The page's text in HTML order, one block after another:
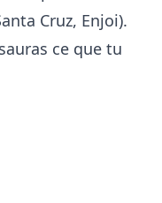
Cruz, Enjoi).
ce que tu